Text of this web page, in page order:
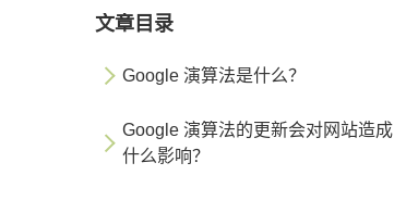
文章目录
Google 演算法是什么？
Google 演算法的更新会对网站造成
什么影响？